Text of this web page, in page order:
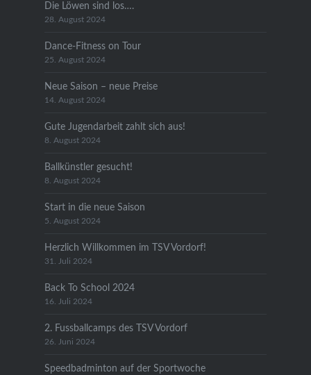
Die Löwen sind los….
28. August 2024
Dance-Fitness on Tour
25. August 2024
Neue Saison – neue Preise
14. August 2024
Gute Jugendarbeit zahlt sich aus!
8. August 2024
Ballkünstler gesucht!
8. August 2024
Start in die neue Saison
5. August 2024
Herzlich Willkommen im TSV Vordorf!
31. Juli 2024
Back To School 2024
16. Juli 2024
2. Fussballcamps des TSV Vordorf
26. Juni 2024
Speedbadminton auf der Sportwoche